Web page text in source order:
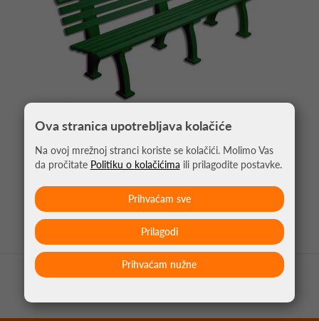
KLUPA BERLIN PVC 200CM ZELENA
359,00 €
Ova stranica upotrebljava kolačiće
Na ovoj mrežnoj stranci koriste se kolačići. Molimo Vas
da pročitate Politiku o kolačićima ili prilagodite postavke.
Prihvaćam nužne
Prilagodi
Prihvaćam sve